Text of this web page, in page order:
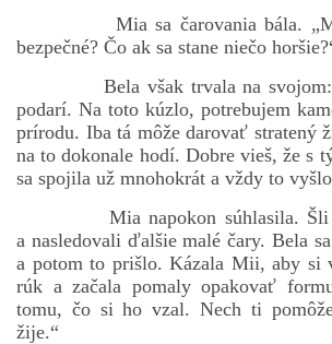
Mia sa čarovania bála.
bezpečné? Čo ak sa stane niečo
Bela však trvala na svojom:
podarí. Na toto kúzlo, potrebujem
prírodu. Iba tá môže darovať stratený
na to dokonale hodí. Dobre vieš, že s
sa spojila už mnohokrát a vždy to
Mia napokon súhlasila. Šli
a nasledovali ďalšie malé čary. Bela
a potom to prišlo. Kázala Mii, aby si
rúk a začala pomaly opakovať
tomu, čo si ho vzal. Nech ti
žije.“